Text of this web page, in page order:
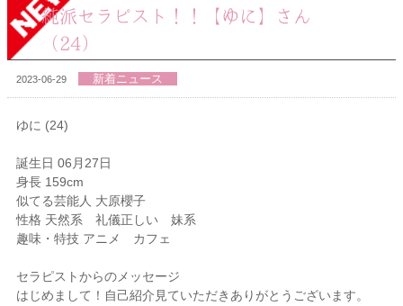
純派セラピスト！！【ゆに】さん
（24）
2023-06-29 新着ニュース
ゆに (24)
誕生日 06月27日
身長 159cm
似てる芸能人 大原櫻子
性格 天然系 礼儀正しい 妹系
趣味・特技 アニメ カフェ
セラピストからのメッセージ
はじめまして！自己紹介見ていただきありがとうございます。